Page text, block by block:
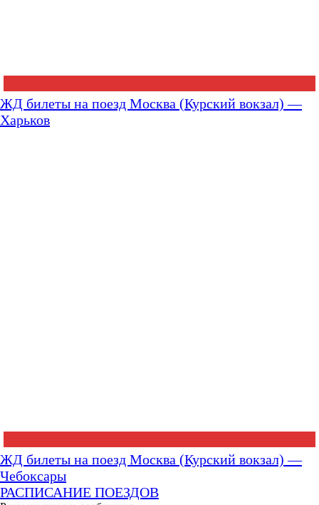
ЖД билеты на поезд Москва (Курский вокзал) —
Харьков
ЖД билеты на поезд Москва (Курский вокзал) —
Чебоксары
РАСПИСАНИЕ ПОЕЗДОВ